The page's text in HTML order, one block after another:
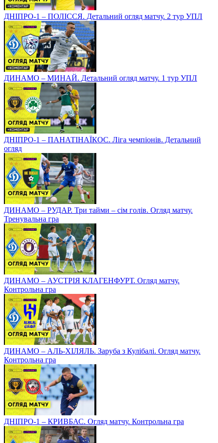
ДНІПРО-1 – ПОЛІССЯ. Детальний огляд матчу. 2 тур УПЛ
ДИНАМО – МИНАЙ. Детальний огляд матчу. 1 тур УПЛ
ДНІПРО-1 – ПАНАТІНАЇКОС. Ліга чемпіонів. Детальний
огляд
ДИНАМО – РУДАР. Три тайми – сім голів. Огляд матчу.
Тренувальна гра
ДИНАМО – АУСТРІЯ КЛАГЕНФУРТ. Огляд матчу.
Контрольна гра
ДИНАМО – АЛЬ-ХІЛЯЛЬ. Заруба з Кулібалі. Огляд матчу.
Контрольна гра
ДНІПРО-1 – КРИВБАС. Огляд матчу. Контрольна гра